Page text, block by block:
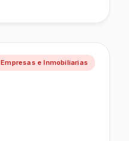
Empresas e Inmobiliarias